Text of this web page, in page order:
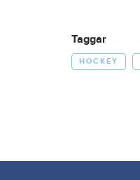
Taggar
HOCKEY